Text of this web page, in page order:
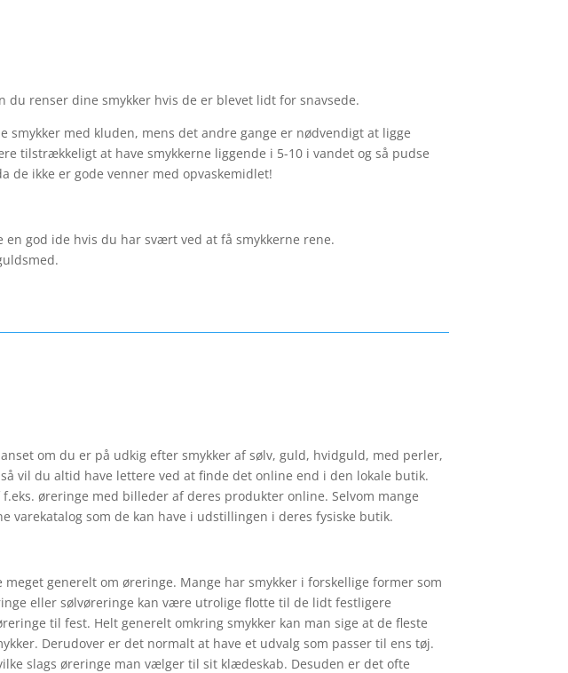
renser dine smykker hvis de er blevet lidt for snavsede.
smykker med kluden, mens det andre gange er nødvendigt at ligge
tilstrækkeligt at have smykkerne liggende i 5-10 i vandet og så pudse
de ikke er gode venner med opvaskemidlet!
god ide hvis du har svært ved at få smykkerne rene.
om du er på udkig efter smykker af sølv, guld, hvidguld, med perler,
vil du altid have lettere ved at finde det online end i den lokale butik.
øreringe med billeder af deres produkter online. Selvom mange
som de kan have i udstillingen i deres fysiske butik.
generelt om øreringe. Mange har smykker i forskellige former som
eller sølvøreringe kan være utrolige flotte til de lidt festligere
til fest. Helt generelt omkring smykker kan man sige at de fleste
Derudover er det normalt at have et udvalg som passer til ens tøj.
slags øreringe man vælger til sit klædeskab. Desuden er det ofte